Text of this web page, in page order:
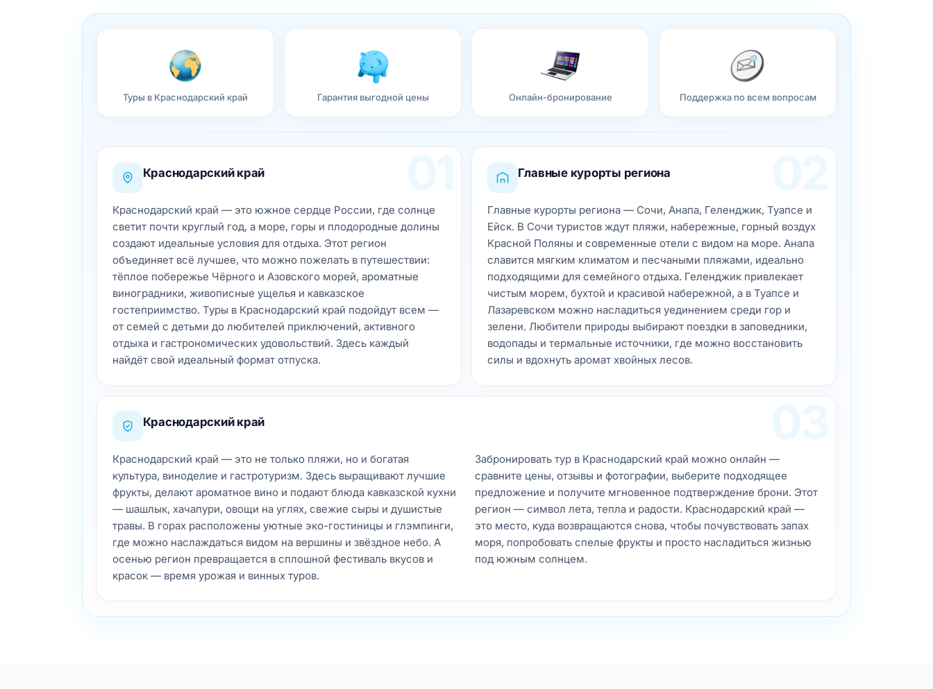
Туры в Краснодарский край Гарантия выгодной цены Онлайн-бронирование Поддержка по всем вопросам
Краснодарский край
Краснодарский край — это южное сердце России, где солнце
светит почти круглый год, а море, горы и плодородные долины
создают идеальные условия для отдыха. Этот регион
объединяет всё лучшее, что можно пожелать в путешествии:
тёплое побережье Чёрного и Азовского морей, ароматные
виноградники, живописные ущелья и кавказское
гостеприимство. Туры в Краснодарский край подойдут всем —
от семей с детьми до любителей приключений, активного
отдыха и гастрономических удовольствий. Здесь каждый
найдёт свой идеальный формат отпуска.
Главные курорты региона
Главные курорты региона — Сочи, Анапа, Геленджик, Туапсе и
Ейск. В Сочи туристов ждут пляжи, набережные, горный воздух
Красной Поляны и современные отели с видом на море. Анапа
славится мягким климатом и песчаными пляжами, идеально
подходящими для семейного отдыха. Геленджик привлекает
чистым морем, бухтой и красивой набережной, а в Туапсе и
Лазаревском можно насладиться уединением среди гор и
зелени. Любители природы выбирают поездки в заповедники,
водопады и термальные источники, где можно восстановить
силы и вдохнуть аромат хвойных лесов.
Краснодарский край
Краснодарский край — это не только пляжи, но и богатая
культура, виноделие и гастротуризм. Здесь выращивают лучшие
фрукты, делают ароматное вино и подают блюда кавказской кухни
— шашлык, хачапури, овощи на углях, свежие сыры и душистые
травы. В горах расположены уютные эко-гостиницы и глэмпинги,
где можно наслаждаться видом на вершины и звёздное небо. А
осенью регион превращается в сплошной фестиваль вкусов и
красок — время урожая и винных туров.
Забронировать тур в Краснодарский край можно онлайн —
сравните цены, отзывы и фотографии, выберите подходящее
предложение и получите мгновенное подтверждение брони. Этот
регион — символ лета, тепла и радости. Краснодарский край —
это место, куда возвращаются снова, чтобы почувствовать запах
моря, попробовать спелые фрукты и просто насладиться жизнью
под южным солнцем.